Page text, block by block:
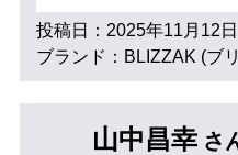
投稿日：2025年11月12日
ブランド：BLIZZAK (ブ
山中昌幸 さ